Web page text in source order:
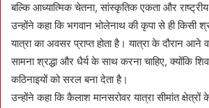
बल्कि आध्यात्मिक चेतना, सांस्कृतिक एकता और
उन्होंने कहा कि भगवान भोलेनाथ की कृपा से ही किसी
यात्रा का अवसर प्राप्त होता है। यात्रा के दौरान आने
सामना श्रद्धा और धैर्य के साथ करना चाहिए, क्योंकि
कठिनाइयों को सरल बना देता है।
उन्होंने कहा कि कैलाश मानसरोवर यात्रा सीमांत